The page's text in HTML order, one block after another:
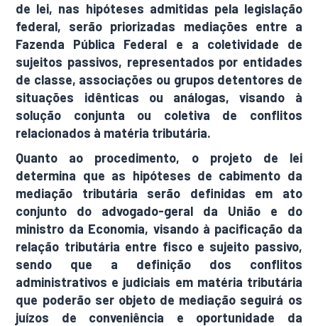
de lei, nas hipóteses admitidas pela legislação
federal, serão priorizadas mediações entre a
Fazenda Pública Federal e a coletividade de
sujeitos passivos, representados por entidades
de classe, associações ou grupos detentores de
situações idênticas ou análogas, visando à
solução conjunta ou coletiva de conflitos
relacionados à matéria tributária.
Quanto ao procedimento, o projeto de lei
determina que as hipóteses de cabimento da
mediação tributária serão definidas em ato
conjunto do advogado-geral da União e do
ministro da Economia, visando à pacificação da
relação tributária entre fisco e sujeito passivo,
sendo que a definição dos conflitos
administrativos e judiciais em matéria tributária
que poderão ser objeto de mediação seguirá os
juízos de conveniência e oportunidade da